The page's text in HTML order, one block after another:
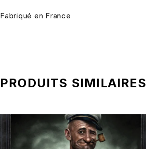
Fabriqué en France
PRODUITS SIMILAIRES